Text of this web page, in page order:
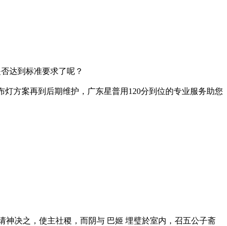
达到标准要求了呢？
灯方案再到后期维护，广东星普用120分到位的专业服务助您
神决之，使主社稷，而阴与 巴姬 埋璧於室内，召五公子斋